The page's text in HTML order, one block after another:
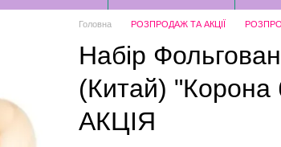
Головна РОЗПРОДАЖ ТА АКЦІЇ
Набір
(Китай) "Корона
АКЦІЯ